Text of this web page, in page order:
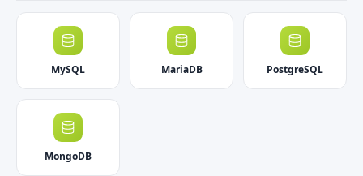
MySQL MariaDB PostgreSQL
MongoDB